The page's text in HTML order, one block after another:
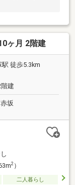
ヶ月 2階建
徒歩5.3km
建
坂
2）
二人暮らし